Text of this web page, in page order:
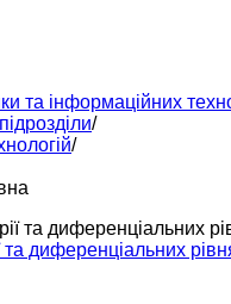
та інформаційних
/
/
диференціальних